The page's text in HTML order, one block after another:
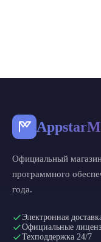
Официальный
программного
года.
Электронная
Официальные
Техподдержка 24/7